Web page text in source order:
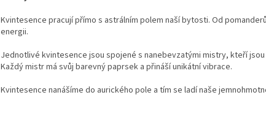
Kvintesence pracují přímo s astrálním polem naší bytosti. Od
energii.
Jednotlivé kvintesence jsou spojené s nanebevzatými mistry, kteří
Každý mistr má svůj barevný paprsek a přináší unikátní vibrace.
Kvintesence nanášíme do aurického pole a tím se ladí naše